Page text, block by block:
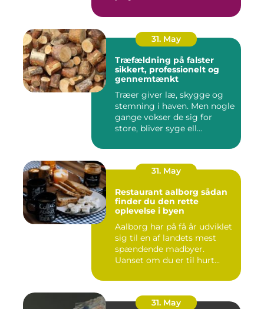
31. May
Træfældning på falster
sikkert, professionelt og
gennemtænkt
Træer giver læ, skygge og
stemning i haven. Men nogle
gange vokser de sig for
store, bliver syge ell...
31. May
Restaurant aalborg sådan
finder du den rette
oplevelse i byen
Aalborg har på få år udviklet
sig til en af landets mest
spændende madbyer.
Uanset om du er til hurt...
31. May